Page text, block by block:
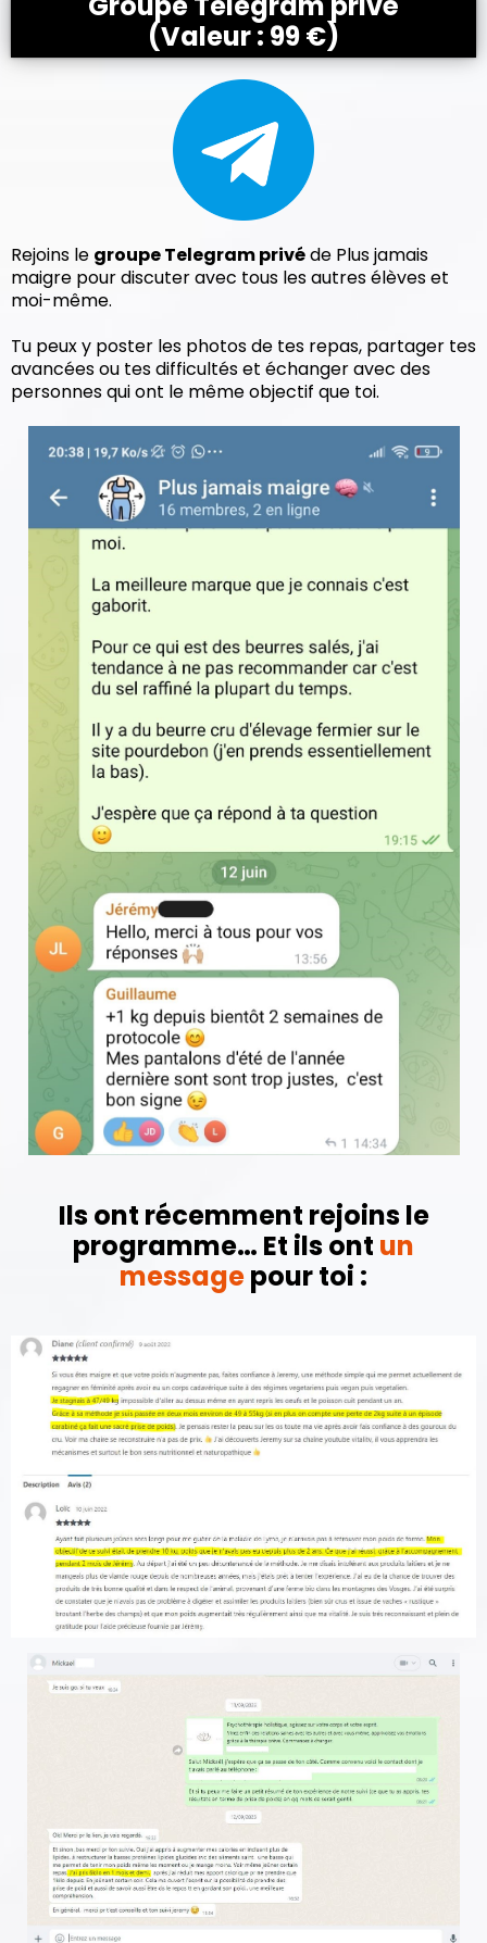
(Valeur : 99 €)
Rejoins le groupe Telegram privéde Plus jamais
maigre pour discuter avec tous les autres élèves et
moi-même.
Tu peux y poster les photos de tes repas, partager tes
avancées ou tes difficultés et échanger avec des
personnes qui ont le même objectif que toi.
Ils ont récemment rejoins le
programme… Et ils ont un
messagepour toi :